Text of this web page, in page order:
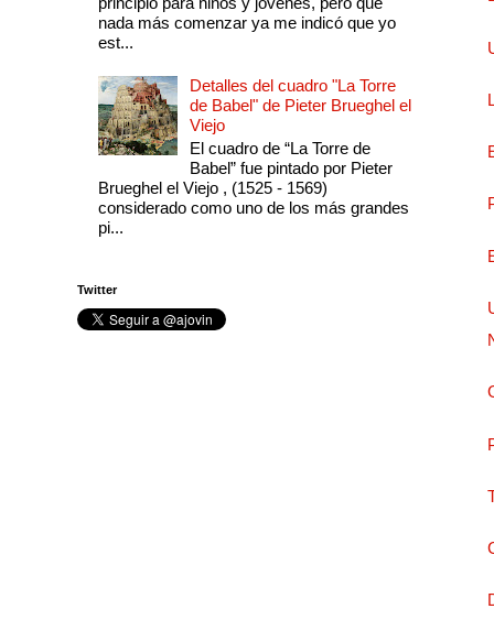
nada más comenzar ya me indicó que yo
est...
Detalles del cuadro "La Torre
de Babel" de Pieter Brueghel el
Viejo
El cuadro de “La Torre de
Babel” fue pintado por Pieter
Brueghel el Viejo , (1525 - 1569)
considerado como uno de los más grandes
pi...
Twitter